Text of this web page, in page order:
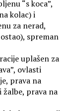
“s koca”,
kolac) i
za nerad,
spreman
uplašen za
ovlasti
prava na
žalbe, prava na